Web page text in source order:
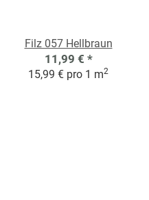
Filz 057 Hellbraun
11,99 € *
15,99 € pro 1 m2